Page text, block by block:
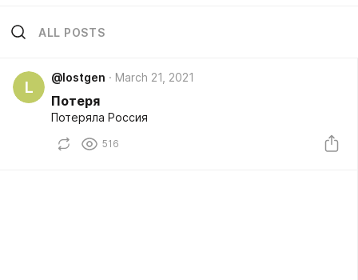
ALL POSTS
L
@lostgen March 21, 2021
Потеря
Потеряла Россия
516